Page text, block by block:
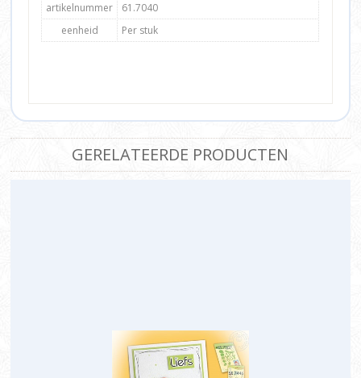
artikelnummer
61.7040
eenheid
Per stuk
GERELATEERDE PRODUCTEN